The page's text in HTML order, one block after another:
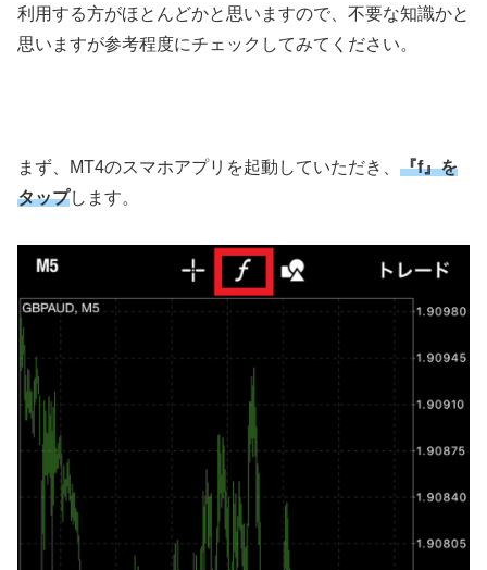
利用する方がほとんどかと思いますので、不要な知識かと
思いますが参考程度にチェックしてみてください。
まず、 MT4のスマホアプリを起動していただき、 『f』を
タップします。